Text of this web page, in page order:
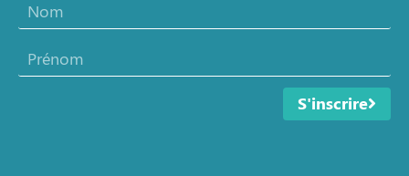
S'inscrire